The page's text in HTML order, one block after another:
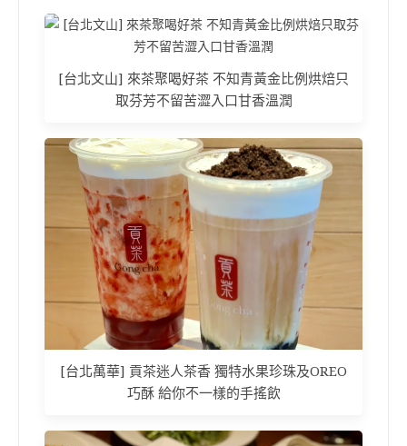
[台北文山] 來茶聚喝好茶 不知青黃金比例烘焙只
取芬芳不留苦澀入口甘香溫潤
[台北萬華] 貢茶迷人茶香 獨特水果珍珠及OREO
巧酥 給你不一樣的手搖飲